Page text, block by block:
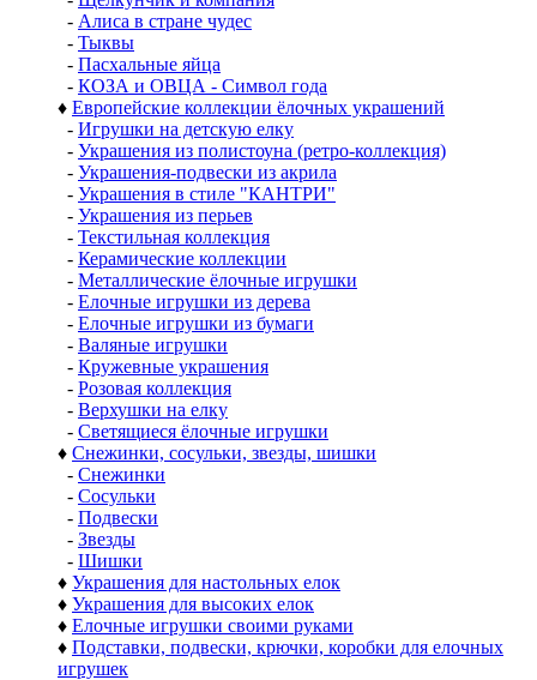
- Алиса в стране чудес
- Тыквы
- Пасхальные яйца
- КОЗА и ОВЦА - Символ года
♦ Европейские коллекции ёлочных украшений
- Игрушки на детскую елку
- Украшения из полистоуна (ретро-коллекция)
- Украшения-подвески из акрила
- Украшения в стиле "КАНТРИ"
- Украшения из перьев
- Текстильная коллекция
- Керамические коллекции
- Металлические ёлочные игрушки
- Елочные игрушки из дерева
- Елочные игрушки из бумаги
- Валяные игрушки
- Кружевные украшения
- Розовая коллекция
- Верхушки на елку
- Светящиеся ёлочные игрушки
♦ Снежинки, сосульки, звезды, шишки
- Снежинки
- Сосульки
- Подвески
- Звезды
- Шишки
♦ Украшения для настольных елок
♦ Украшения для высоких елок
♦ Елочные игрушки своими руками
♦ Подставки, подвески, крючки, коробки для елочных
игрушек